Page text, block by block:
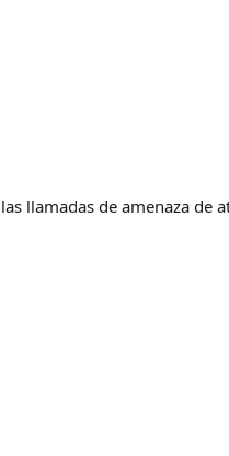
llamadas de amenaza de